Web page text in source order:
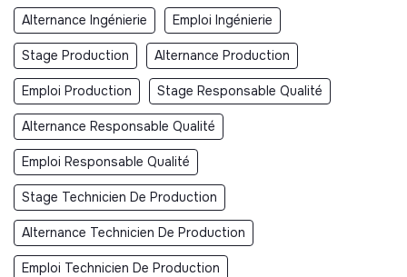
Alternance Ingénierie Emploi Ingénierie
Stage Production Alternance Production
Emploi Production Stage Responsable Qualité
Alternance Responsable Qualité
Emploi Responsable Qualité
Stage Technicien De Production
Alternance Technicien De Production
Emploi Technicien De Production